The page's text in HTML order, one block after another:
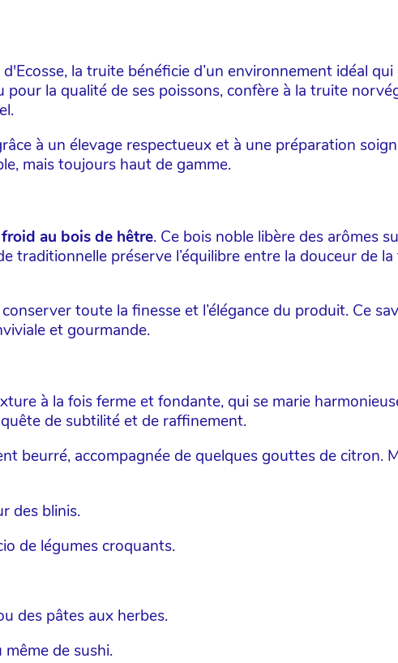
la truite bénéficie d’un environnement idéal
la qualité de ses poissons, confère à la truite
à un élevage respectueux et à une préparation
mais toujours haut de gamme.
au bois de hêtre. Ce bois noble libère des arômes
traditionnelle préserve l’équilibre entre la douceur de
toute la finesse et l’élégance du produit. Ce
et gourmande.
à la fois ferme et fondante, qui se marie
de subtilité et de raffinement.
beurré, accompagnée de quelques gouttes de citron.
des blinis.
de légumes croquants.
des pâtes aux herbes.
de sushi.